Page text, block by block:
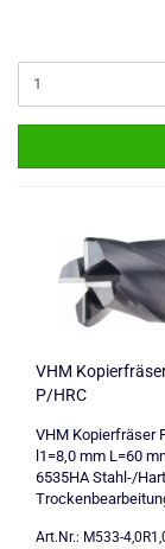
VHM
P/HRC
VHM Kopierfräser
l1=8,0 mm L=60
6535HA Stahl-/
Art.Nr.: M533-